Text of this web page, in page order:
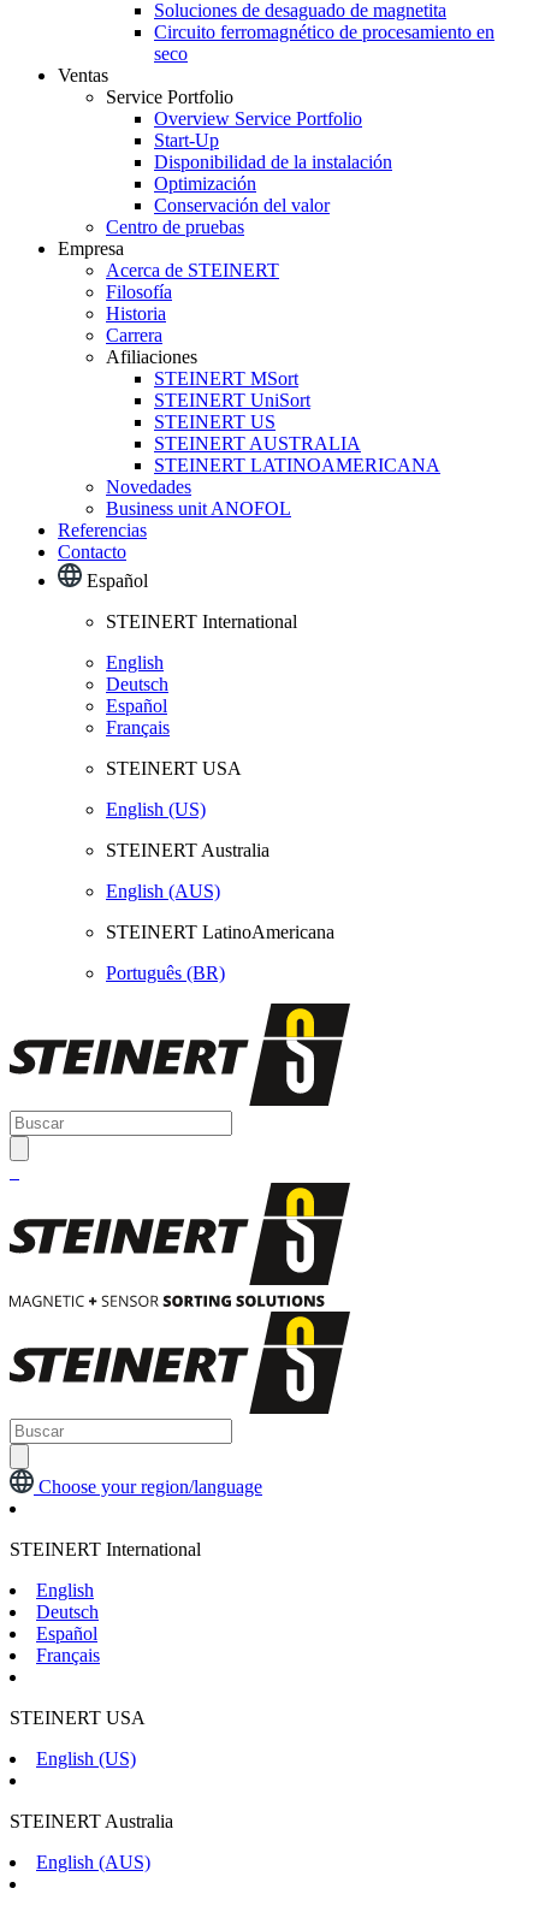
Soluciones de desaguado de magnetita
Circuito ferromagnético de procesamiento en
seco
Ventas
Service Portfolio
Overview Service Portfolio
Start-Up
Disponibilidad de la instalación
Optimización
Conservación del valor
Centro de pruebas
Empresa
Acerca de STEINERT
Filosofía
Historia
Carrera
Afiliaciones
STEINERT MSort
STEINERT UniSort
STEINERT US
STEINERT AUSTRALIA
STEINERT LATINOAMERICANA
Novedades
Business unit ANOFOL
Referencias
Contacto
Español
STEINERT International
English
Deutsch
Español
Français
STEINERT USA
English (US)
STEINERT Australia
English (AUS)
STEINERT LatinoAmericana
Português (BR)
Choose your region/language
STEINERT International
English
Deutsch
Español
Français
STEINERT USA
English (US)
STEINERT Australia
English (AUS)